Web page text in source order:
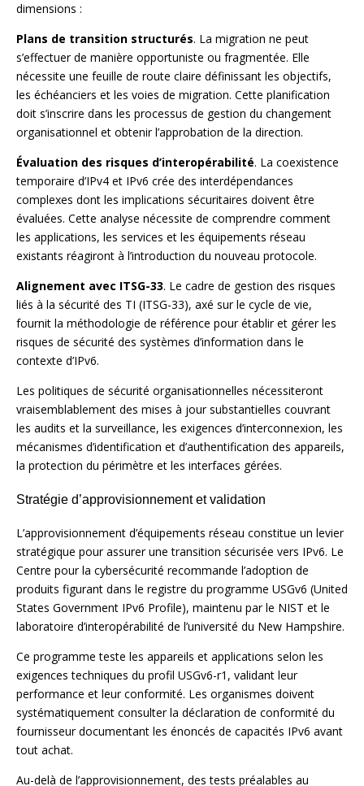
dimensions :
Plans de transition structurés. La migration ne peut
s’effectuer de manière opportuniste ou fragmentée. Elle
nécessite une feuille de route claire définissant les objectifs,
les échéanciers et les voies de migration. Cette planification
doit s’inscrire dans les processus de gestion du changement
organisationnel et obtenir l’approbation de la direction.
Évaluation des risques d’interopérabilité. La coexistence
temporaire d’IPv4 et IPv6 crée des interdépendances
complexes dont les implications sécuritaires doivent être
évaluées. Cette analyse nécessite de comprendre comment
les applications, les services et les équipements réseau
existants réagiront à l’introduction du nouveau protocole.
Alignement avec ITSG-33. Le cadre de gestion des risques
liés à la sécurité des TI (ITSG-33), axé sur le cycle de vie,
fournit la méthodologie de référence pour établir et gérer les
risques de sécurité des systèmes d’information dans le
contexte d’IPv6.
Les politiques de sécurité organisationnelles nécessiteront
vraisemblablement des mises à jour substantielles couvrant
les audits et la surveillance, les exigences d’interconnexion, les
mécanismes d’identification et d’authentification des appareils,
la protection du périmètre et les interfaces gérées.
Stratégie d’approvisionnement et validation
L’approvisionnement d’équipements réseau constitue un levier
stratégique pour assurer une transition sécurisée vers IPv6. Le
Centre pour la cybersécurité recommande l’adoption de
produits figurant dans le registre du programme USGv6 (United
States Government IPv6 Profile), maintenu par le NIST et le
laboratoire d’interopérabilité de l’université du New Hampshire.
Ce programme teste les appareils et applications selon les
exigences techniques du profil USGv6-r1, validant leur
performance et leur conformité. Les organismes doivent
systématiquement consulter la déclaration de conformité du
fournisseur documentant les énoncés de capacités IPv6 avant
tout achat.
Au-delà de l’approvisionnement, des tests préalables au